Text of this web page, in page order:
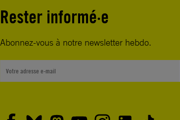
Rester informé·e
Abonnez-vous à notre newsletter hebdo.